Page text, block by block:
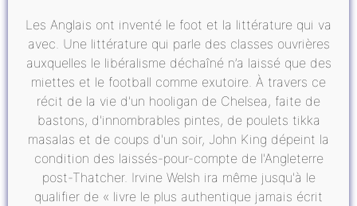
Les Anglais ont inventé le foot et la littérature qui va
avec. Une littérature qui parle des classes ouvrières
auxquelles le libéralisme déchaîné n’a laissé que des
miettes et le football comme exutoire. À travers ce
récit de la vie d'un hooligan de Chelsea, faite de
bastons, d'innombrables pintes, de poulets tikka
masalas et de coups d'un soir, John King dépeint la
condition des laissés-pour-compte de l'Angleterre
post-Thatcher. Irvine Welsh ira même jusqu'à le
qualifier de « livre le plus authentique jamais écrit